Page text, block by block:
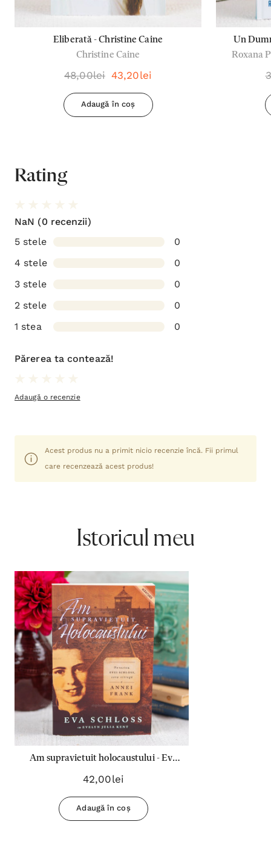
Eliberată - Christine Caine
Christine Caine
48,00lei 43,20lei
Adaugă în coș
Un
Roxana
Rating
NaN (0 recenzii)
5 stele
0
4 stele
0
3 stele
0
2 stele
0
1 stea
0
Părerea ta contează!
Adaugă o recenzie
Acest produs nu a primit nicio recenzie încă. Fii primul
care recenzează acest produs!
Istoricul meu
Am supravietuit holocaustului - Eva
Schloss
42,00lei
Adaugă în coș